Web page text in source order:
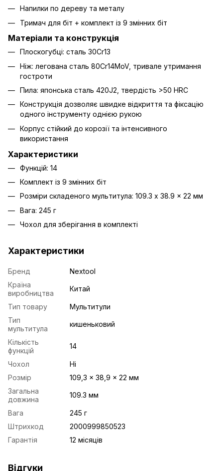
Напилки по дереву та металу
Тримач для біт + комплект із 9 змінних біт
Матеріали та конструкція
Плоскогубці: сталь 30Cr13
Ніж: легована сталь 80Cr14MoV, тривале утримання
гостроти
Пила: японська сталь 420J2, твердість >50 HRC
Конструкція дозволяє швидке відкриття та фіксацію
одного інструменту однією рукою
Корпус стійкий до корозії та інтенсивного
використання
Характеристики
Функцій: 14
Комплект із 9 змінних біт
Розміри складеного мультитула: 109.3 x 38.9 x 22 мм
Вага: 245 г
Чохол для зберігання в комплекті
Характеристики
Бренд
Nextool
Країна
виробництва
Китай
Тип товару
Мультитули
Тип
мультитула
кишеньковий
Кількість
функцій
14
Чохол
Ні
Розмір
109,3 × 38,9 × 22 мм
Загальна
довжина
109.3 мм
Вага
245 г
Штрихкод
2000999850523
Гарантія
12 місяців
Відгуки